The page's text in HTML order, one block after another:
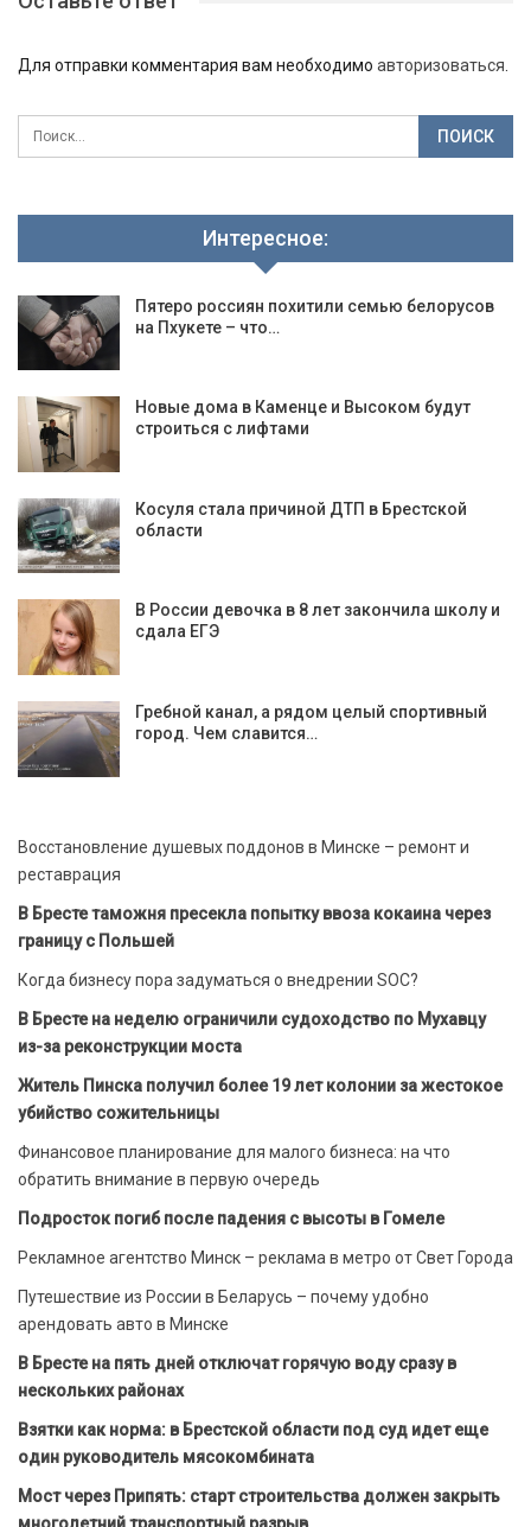
Для отправки комментария вам необходимо авторизоваться
Интересное:
Пятеро россиян похитили семью белорусов
на Пхукете – что…
Новые дома в Каменце и Высоком будут
строиться с лифтами
Косуля стала причиной ДТП в Брестской
области
В России девочка в 8 лет закончила школу и
сдала ЕГЭ
Гребной канал, а рядом целый спортивный
город. Чем славится…
Восстановление душевых поддонов в Минске – ремонт и
реставрация
В Бресте таможня пресекла попытку ввоза кокаина через
границу с Польшей
Когда бизнесу пора задуматься о внедрении SOC?
В Бресте на неделю ограничили судоходство по Мухавцу
из-за реконструкции моста
Житель Пинска получил более 19 лет колонии за жестокое
убийство сожительницы
Финансовое планирование для малого бизнеса: на что
обратить внимание в первую очередь
Подросток погиб после падения с высоты в Гомеле
Рекламное агентство Минск – реклама в метро от Свет Города
Путешествие из России в Беларусь – почему удобно
арендовать авто в Минске
В Бресте на пять дней отключат горячую воду сразу в
нескольких районах
Взятки как норма: в Брестской области под суд идет еще
один руководитель мясокомбината
Мост через Припять: старт строительства должен закрыть
многолетний транспортный разрыв